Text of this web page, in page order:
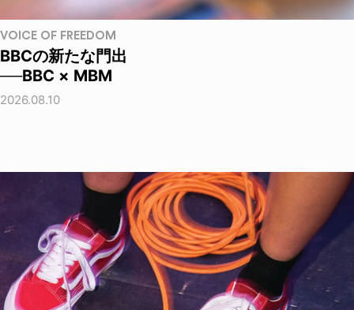
VOICE OF FREEDOM
BBCの新たな門出
──BBC × MBM
2026.08.10